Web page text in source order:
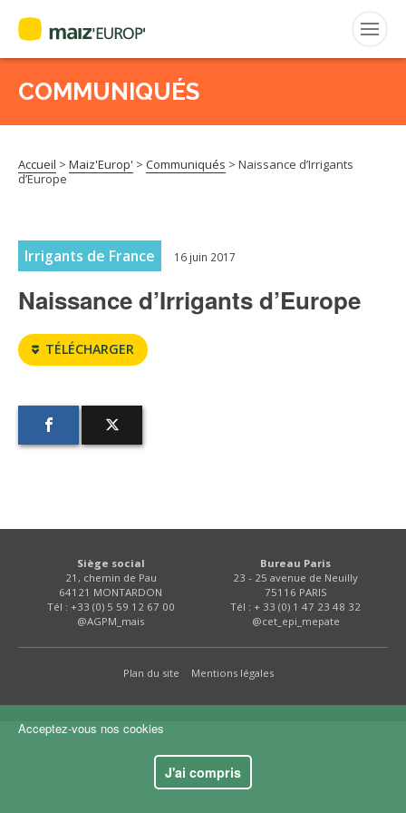
Rechercher
:
MAIZ’EUROP’
CERTIFICATION CE2+
AGPM MAÏS DOUX
AGPM MAÏS SEMENCE
FNPSMS
GERM-SERVICES
EMPLOI
COMMUNIQUÉS
Accueil > Maiz'Europ' > Communiqués > Naissance d’Irrigants
d’Europe
Irrigants de France 16 juin 2017
Naissance d’Irrigants d’Europe
TÉLÉCHARGER
Siège social
21, chemin de Pau
64121 MONTARDON
Tél : +33 (0) 5 59 12 67 00
@AGPM_mais
Bureau Paris
23 - 25 avenue de Neuilly
75116 PARIS
Tél : + 33 (0) 1 47 23 48 32
@cet_epi_mepate
Plan du site Mentions légales
Acceptez-vous nos cookies
J'ai compris